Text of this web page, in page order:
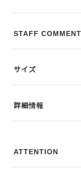
※写真は実際のカラー
※サイズ表記は弊社規
STAFF COMMENT
サイズ
詳細情報
ATTENTION